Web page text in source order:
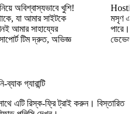
অবিশ্বাস্যভাবে খুশি!
যা আমার সাইটকে
আমার সাহায্যের
টিম দ্রুত, অভিজ্ঞ
মসৃণ
ব্যাক গ্যারান্টি
এটি রিস্ক-ফ্রি ট্রাই করুন। বিস্তারিত